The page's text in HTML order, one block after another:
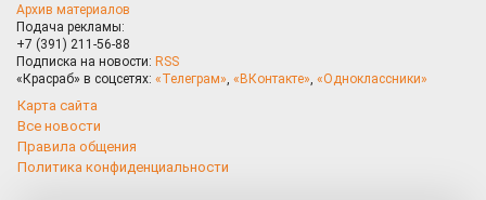
Архив материалов
Подача рекламы:
+7 (391) 211-56-88
Подписка на новости: RSS
«Красраб» в соцсетях: «Телеграм», «ВКонтакте», «Одноклассники»
Карта сайта
Все новости
Правила общения
Политика конфиденциальности